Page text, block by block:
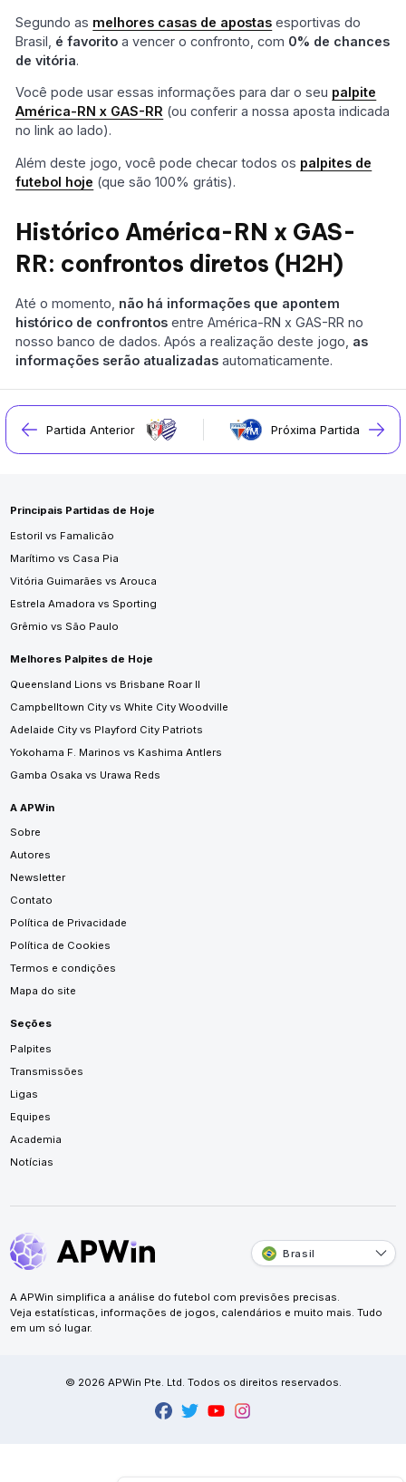
Segundo as melhores casas de apostas esportivas do
Brasil, é favorito a vencer o confronto, com 0% de chances
de vitória.
Você pode usar essas informações para dar o seu palpite
América-RN x GAS-RR (ou conferir a nossa aposta indicada
no link ao lado).
Além deste jogo, você pode checar todos os palpites de
futebol hoje (que são 100% grátis).
Histórico América-RN x GAS-
RR: confrontos diretos (H2H)
Até o momento, não há informações que apontem
histórico de confrontos entre América-RN x GAS-RR no
nosso banco de dados. Após a realização deste jogo, as
informações serão atualizadas automaticamente.
Partida Anterior Próxima Partida
Principais Partidas de Hoje
Estoril vs Famalicão
Marítimo vs Casa Pia
Vitória Guimarães vs Arouca
Estrela Amadora vs Sporting
Grêmio vs São Paulo
Melhores Palpites de Hoje
Queensland Lions vs Brisbane Roar II
Campbelltown City vs White City Woodville
Adelaide City vs Playford City Patriots
Yokohama F. Marinos vs Kashima Antlers
Gamba Osaka vs Urawa Reds
A APWin
Sobre
Autores
Newsletter
Contato
Política de Privacidade
Política de Cookies
Termos e condições
Mapa do site
Seções
Palpites
Transmissões
Ligas
Equipes
Academia
Notícias
Brasil
A APWin simplifica a análise do futebol com previsões precisas.
Veja estatísticas, informações de jogos, calendários e muito mais. Tudo
em um só lugar.
© 2026 APWin Pte. Ltd. Todos os direitos reservados.